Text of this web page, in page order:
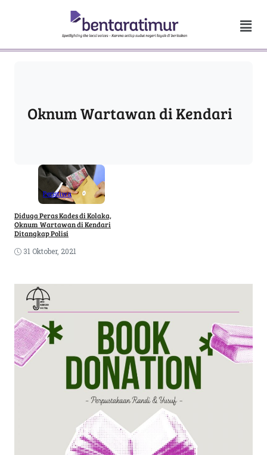
Oknum Wartawan di Kendari
Peristiwa
Diduga Peras Kades di Kolaka,
Oknum Wartawan di Kendari
Ditangkap Polisi
31 Oktober, 2021